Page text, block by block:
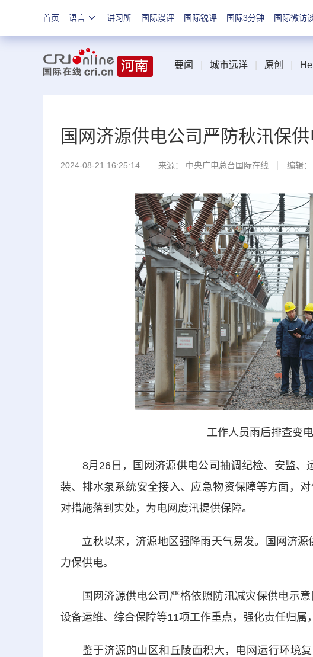
首页 语言 讲习所 国际漫评 国际锐评 国际3分钟 国际微访
要闻 城市远洋 原创
国网济源供电公司严防秋汛保供
2024-08-21 16:25:14 来源： 中央广电总台国际在线 编辑
工作人员雨后排查变
8月26日，国网济源供电公司抽调纪检、安监、
装、排水泵系统安全接入、应急物资保障等方面，
对措施落到实处，为电网度汛提供保障。
立秋以来，济源地区强降雨天气易发。国网济源
力保供电。
国网济源供电公司严格依照防汛减灾保供电示意
设备运维、综合保障等11项工作重点，强化责任归属
鉴于济源的山区和丘陵面积大，电网运行环境复